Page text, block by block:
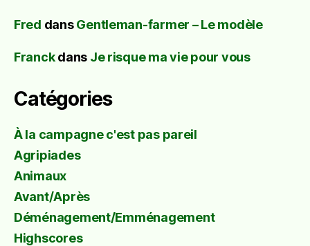
Fred dansGentleman-farmer – Le modèle
Franckdans Je risque ma vie pour vous
Catégories
À la campagne c'est pas pareil
Agripiades
Animaux
Avant/Après
Déménagement/Emménagement
Highscores